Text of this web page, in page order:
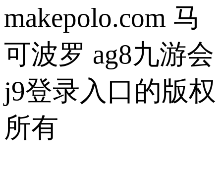
makepolo.com 马
可波罗 ag8九游会
j9登录入口的版权
所有